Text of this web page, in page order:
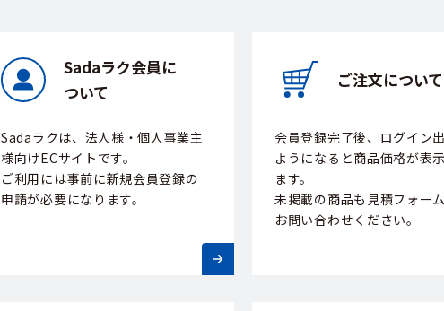
Sadaラク会員に
ついて
Sadaラクは、法人様・個人事業主
様向けECサイトです。
ご利用には事前に新規会員登録の
申請が必要になります。
ご注文について
会員登録完了後、ログイン
ようになると商品価格が表
ます。
未掲載の商品も見積フォー
お問い合わせください。